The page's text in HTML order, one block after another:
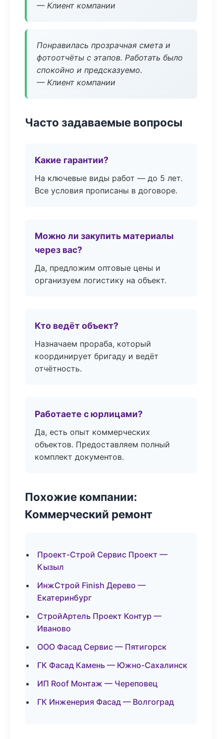
— Клиент компании
Понравилась прозрачная смета и
фотоотчёты с этапов. Работать было
спокойно и предсказуемо.
— Клиент компании
Часто задаваемые вопросы
Какие гарантии?
На ключевые виды работ — до 5 лет.
Все условия прописаны в договоре.
Можно ли закупить материалы
через вас?
Да, предложим оптовые цены и
организуем логистику на объект.
Кто ведёт объект?
Назначаем прораба, который
координирует бригаду и ведёт
отчётность.
Работаете с юрлицами?
Да, есть опыт коммерческих
объектов. Предоставляем полный
комплект документов.
Похожие компании:
Коммерческий ремонт
Проект-Строй Сервис Проект —
Кызыл
ИнжСтрой Finish Дерево —
Екатеринбург
СтройАртель Проект Контур —
Иваново
ООО Фасад Сервис — Пятигорск
ГК Фасад Камень — Южно-Сахалинск
ИП Roof Монтаж — Череповец
ГК Инженерия Фасад — Волгоград